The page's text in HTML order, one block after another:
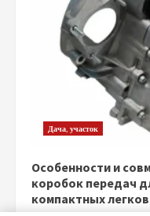
Дача, участок
Особенности и
коробок передач
компактных